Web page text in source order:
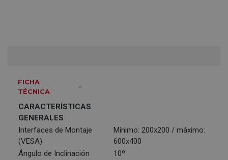
FICHA
TÉCNICA
CARACTERÍSTICAS
GENERALES
Interfaces de Montaje
(VESA)
Mínimo: 200x200 / máximo:
600x400
Ángulo de Inclinación
10º